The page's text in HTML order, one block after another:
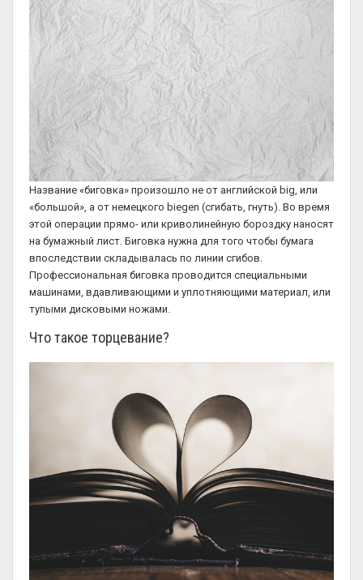
Название «биговка» произошло не от английской big, или
«большой», а от немецкого biegen (сгибать, гнуть). Во время
этой операции прямо- или криволинейную бороздку наносят
на бумажный лист. Биговка нужна для того чтобы бумага
впоследствии складывалась по линии сгибов.
Профессиональная биговка проводится специальными
машинами, вдавливающими и уплотняющими материал, или
тупыми дисковыми ножами.
Что такое торцевание?